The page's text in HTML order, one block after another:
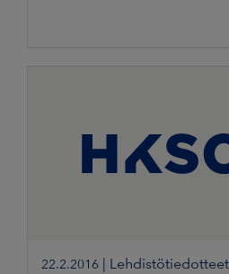
22.2.2016 Lehdistötiedotteet